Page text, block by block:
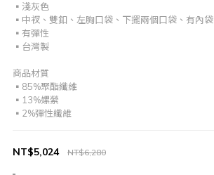
▪淺灰色
▪中衩、雙釦、左胸口袋、下擺兩個口袋、有內袋
▪有彈性
▪台灣製
商品材質
▪85%聚酯纖維
▪13%嫘縈
▪2%彈性纖維
NT$6,280
NT$5,024